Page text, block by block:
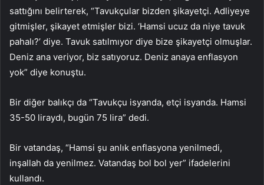
sattığını belirterek, “Tavukçular bizden şikayetçi. Adliyeye
gitmişler, şikayet etmişler bizi. ‘Hamsi ucuz da niye tavuk
pahalı?’ diye. Tavuk satılmıyor diye bize şikayetçi olmuşlar.
Deniz ana veriyor, biz satıyoruz. Deniz anaya enflasyon
yok” diye konuştu.
Bir diğer balıkçı da “Tavukçu isyanda, etçi isyanda. Hamsi
35-50 liraydı, bugün 75 lira” dedi.
Bir vatandaş, “Hamsi şu anlık enflasyona yenilmedi,
inşallah da yenilmez. Vatandaş bol bol yer” ifadelerini
kullandı.